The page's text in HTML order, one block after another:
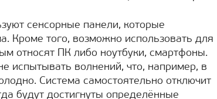
сенсорные панели, которые
Кроме того, возможно использовать для
относят ПК либо ноутбуки, смартфоны.
испытывать волнений, что, например, в
Система самостоятельно отключит
будут достигнуты определённые